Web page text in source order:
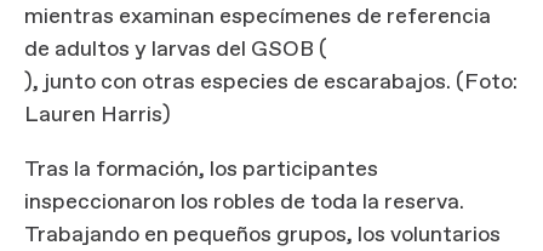
mientras examinan especímenes de referencia
de adultos y larvas del GSOB (
), junto con otras especies de escarabajos. (Foto:
Lauren Harris)
Tras la formación, los participantes
inspeccionaron los robles de toda la reserva.
Trabajando en pequeños grupos, los voluntarios